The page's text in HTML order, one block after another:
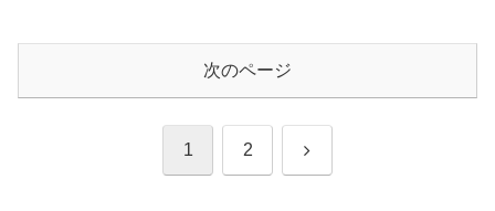
次のページ
1 2 次